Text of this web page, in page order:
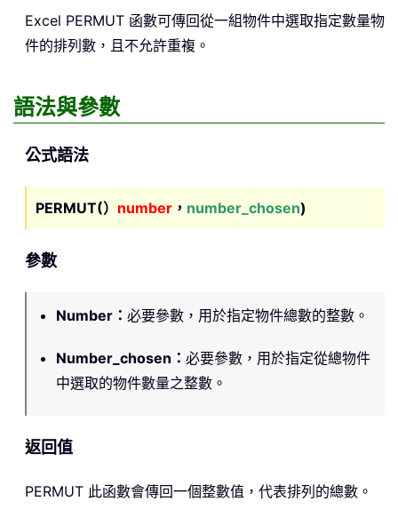
Excel PERMUT 函數可傳回從一組物件中選取指定數量物
件的排列數，且不允許重複。
語法與參數
公式語法
PERMUT(） number ， number_chosen)
參數
Number ： 必要參數，用於指定物件總數的整數。
Number_chosen ： 必要參數，用於指定從總物件
中選取的物件數量之整數。
返回值
PERMUT 此函數會傳回一個整數值，代表排列的總數。